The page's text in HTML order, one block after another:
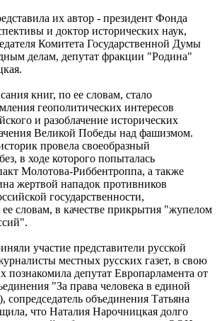
их автор - президент Фонда
и доктор исторических наук,
Комитета Государственной Думы
делам, депутат фракции "Родина"
книг, по ее словам, стало
геополитических интересов
и разоблачение исторических
Великой Победы над фашизмом.
провела своеобразный
в ходе которого попыталась
Молотова-Риббентроппа, а также
жертвой нападок противников
государственности,
словам, в качестве прикрытия "жупелом
участие представители русской
местных русских газет, в свою
познакомила депутат Европарламента от
"За права человека в единой
объединения Татьяна
что Наталия Нарочницкая долго